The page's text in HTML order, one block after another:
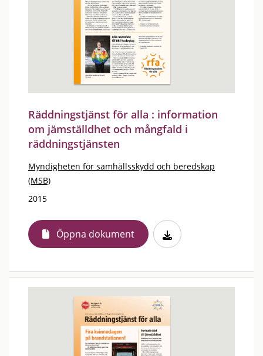
Räddningstjänst för alla : information
om jämställdhet och mångfald i
räddningstjänsten
Myndigheten för samhällsskydd och beredskap
(MSB)
2015
Öppna dokument